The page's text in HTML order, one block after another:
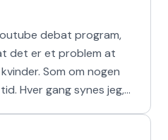
debat program,
det er et problem at
Som om nogen
jeg,